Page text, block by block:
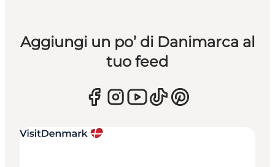
Aggiungi un po’ di Danimarca al
tuo feed